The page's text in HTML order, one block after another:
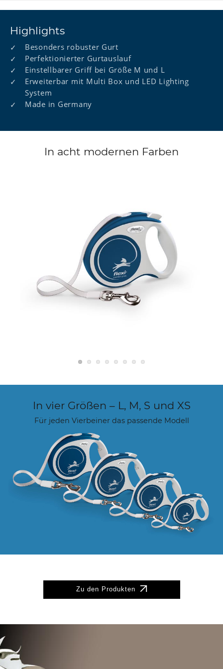
Highlights
Besonders robuster Gurt
Perfektionierter Gurtauslauf
Einstellbarer Griff bei Größe M und L
Erweiterbar mit Multi Box und LED Lighting
System
Made in Germany
In acht modernen Farben
In vier Größen – L, M, S und XS
Für jeden Vierbeiner das passende Modell
Zu den Produkten